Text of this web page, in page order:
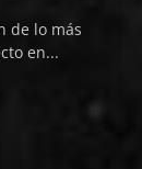
de lo más
en...